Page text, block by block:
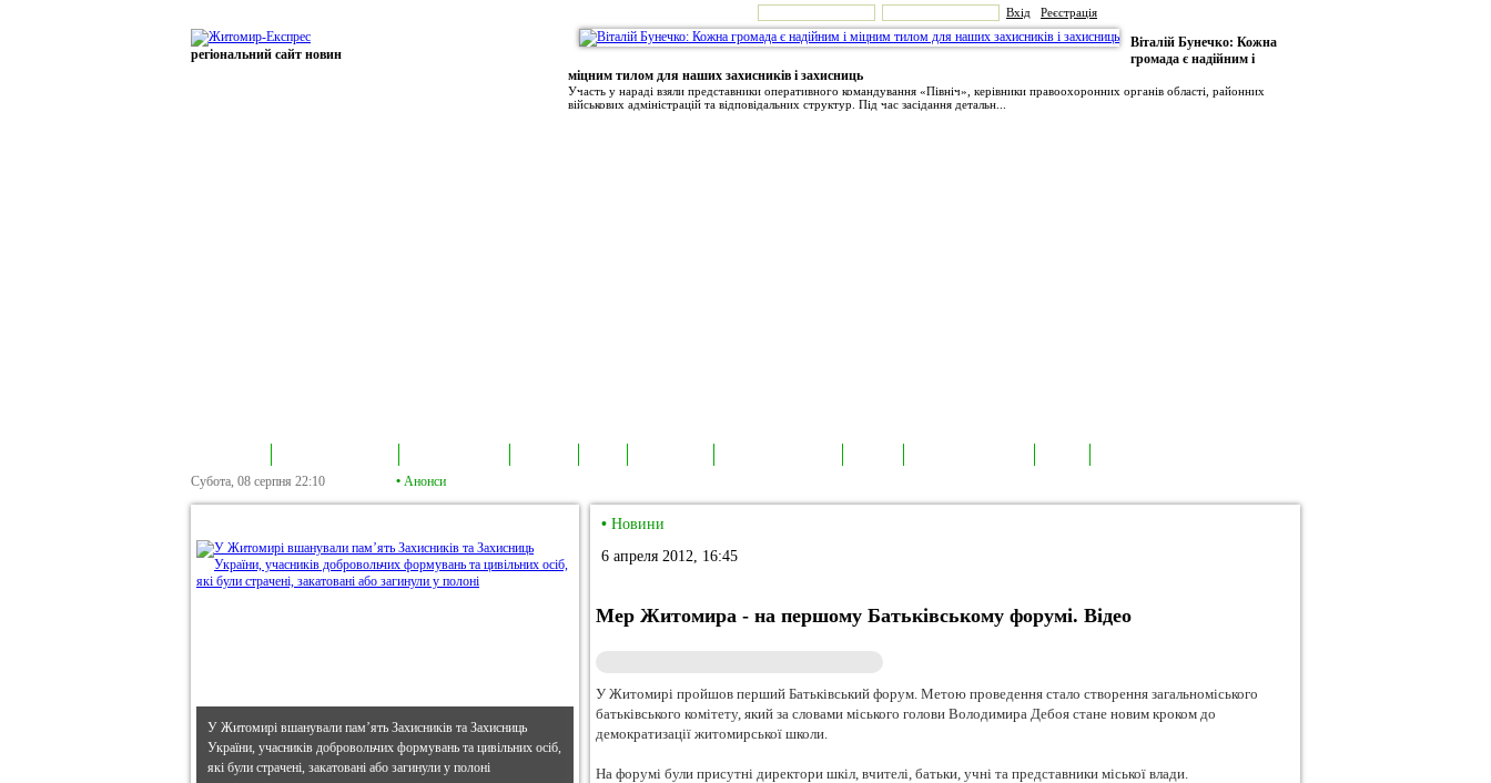
Вхід Реєстрація
регіональний сайт новин
Віталій Бунечко: Кожна
громада є надійним і
міцним тилом для наших захисників і захисниць
Участь у нараді взяли представники оперативного командування «Північ», керівники правоохоронних органів області, районних
військових адміністрацій та відповідальних структур. Під час засідання детальн...
Субота, 08 серпня 22:10 • Анонси
У Житомирі вшанували пам’ять Захисників та Захисниць
України, учасників добровольчих формувань та цивільних осіб,
які були страчені, закатовані або загинули у полоні
• Новини
6 апреля 2012, 16:45
Мер Житомира - на першому Батьківському форумі. Відео
У Житомирі пройшов перший Батьківський форум. Метою проведення стало створення загальноміського
батьківського комітету, який за словами міського голови Володимира Дебоя стане новим кроком до
демократизації житомирської школи.
На форумі були присутні директори шкіл, вчителі, батьки, учні та представники міської влади.